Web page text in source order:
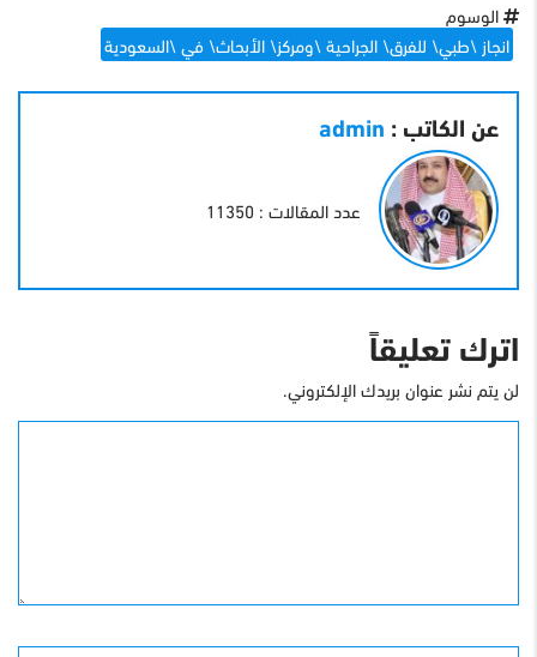
الوسوم
انجاز \طبي\ للفرق\ الجراحية \ومركز\ الأبحاث\ في \السعودية
عن الكاتب : admin
عدد المقالات : 11350
اترك تعليقاً
لن يتم نشر عنوان بريدك الإلكتروني.